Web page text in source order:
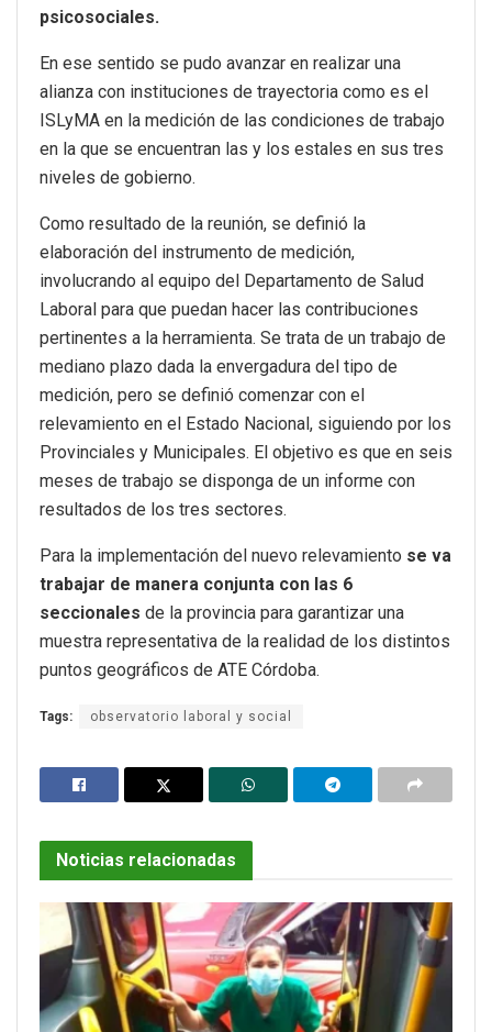
psicosociales.
En ese sentido se pudo avanzar en realizar una
alianza con instituciones de trayectoria como es el
ISLyMA en la medición de las condiciones de trabajo
en la que se encuentran las y los estales en sus tres
niveles de gobierno.
Como resultado de la reunión, se definió la
elaboración del instrumento de medición,
involucrando al equipo del Departamento de Salud
Laboral para que puedan hacer las contribuciones
pertinentes a la herramienta. Se trata de un trabajo de
mediano plazo dada la envergadura del tipo de
medición, pero se definió comenzar con el
relevamiento en el Estado Nacional, siguiendo por los
Provinciales y Municipales. El objetivo es que en seis
meses de trabajo se disponga de un informe con
resultados de los tres sectores.
Para la implementación del nuevo relevamiento se va
trabajar de manera conjunta con las 6
seccionales de la provincia para garantizar una
muestra representativa de la realidad de los distintos
puntos geográficos de ATE Córdoba.
Tags: observatorio laboral y social
Noticias relacionadas